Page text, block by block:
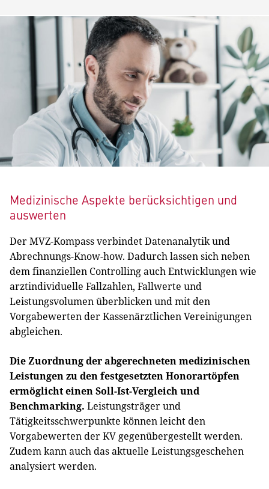
Medizinische Aspekte berücksichtigen und
auswerten
Der MVZ-Kompass verbindet Datenanalytik und
Abrechnungs-Know-how. Dadurch lassen sich neben
dem finanziellen Controlling auch Entwicklungen wie
arztindividuelle Fallzahlen, Fallwerte und
Leistungsvolumen überblicken und mit den
Vorgabewerten der Kassenärztlichen Vereinigungen
abgleichen.
Die Zuordnung der abgerechneten medizinischen
Leistungen zu den festgesetzten Honorartöpfen
ermöglicht einen Soll-Ist-Vergleich und
Benchmarking. Leistungsträger und
Tätigkeitsschwerpunkte können leicht den
Vorgabewerten der KV gegenübergestellt werden.
Zudem kann auch das aktuelle Leistungsgeschehen
analysiert werden.